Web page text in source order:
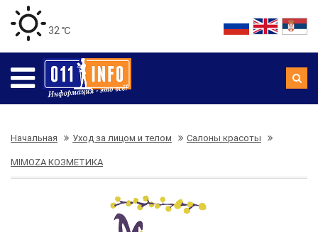
32 ℃
Начальная Уход за лицом и телом Салоны красоты
MIMOZA КОЗМЕТИКА